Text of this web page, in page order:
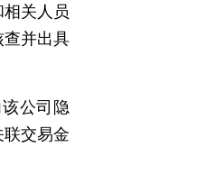
关人员
并出具
公司隐
交易金